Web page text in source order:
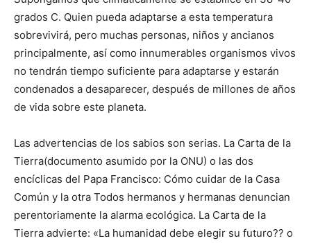
grados C. Quien pueda adaptarse a esta temperatura
sobrevivirá, pero muchas personas, niños y ancianos
principalmente, así como innumerables organismos vivos
no tendrán tiempo suficiente para adaptarse y estarán
condenados a desaparecer, después de millones de años
de vida sobre este planeta.
Las advertencias de los sabios son serias. La Carta de la
Tierra(documento asumido por la ONU) o las dos
encíclicas del Papa Francisco: Cómo cuidar de la Casa
Común y la otra Todos hermanos y hermanas denuncian
perentoriamente la alarma ecológica. La Carta de la
Tierra advierte: «La humanidad debe elegir su futuro?? o